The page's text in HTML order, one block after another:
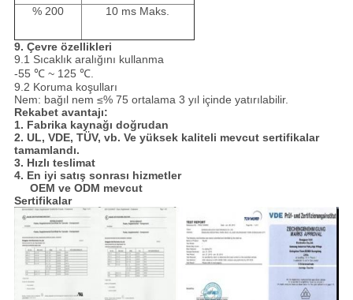
% 200 10 ms Maks.
9. Çevre özellikleri
9.1 Sıcaklık aralığını kullanma
-55 ℃ ~ 125 ℃.
9.2 Koruma koşulları
Nem: bağıl nem ≤% 75 ortalama 3 yıl içinde yatırılabilir.
Rekabet avantajı:
1. Fabrika kaynağı doğrudan
2. UL, VDE, TÜV, vb. Ve yüksek kaliteli mevcut sertifikalar
tamamlandı.
3. Hızlı teslimat
4. En iyi satış sonrası hizmetler
OEM ve ODM mevcut
Sertifikalar